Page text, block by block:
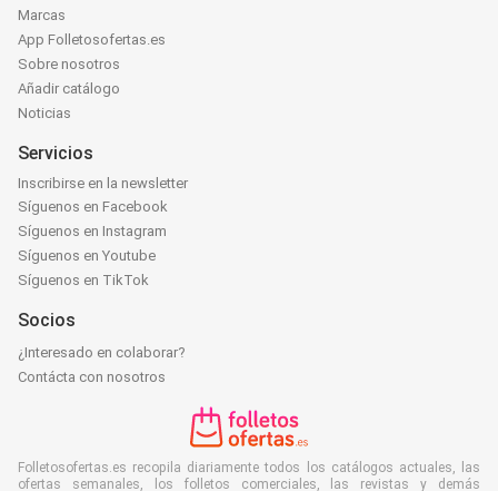
Marcas
App Folletosofertas.es
Sobre nosotros
Añadir catálogo
Noticias
Servicios
Inscribirse en la newsletter
Síguenos en Facebook
Síguenos en Instagram
Síguenos en Youtube
Síguenos en TikTok
Socios
¿Interesado en colaborar?
Contácta con nosotros
Folletosofertas.es recopila diariamente todos los catálogos actuales, las
ofertas semanales, los folletos comerciales, las revistas y demás